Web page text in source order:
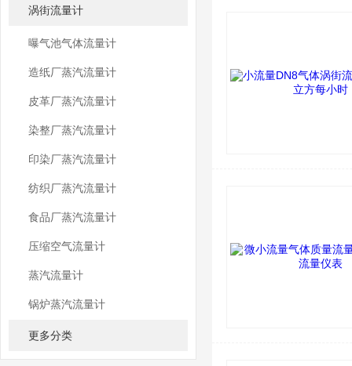
涡街流量计
曝气池气体流量计
造纸厂蒸汽流量计
皮革厂蒸汽流量计
染整厂蒸汽流量计
印染厂蒸汽流量计
纺织厂蒸汽流量计
食品厂蒸汽流量计
压缩空气流量计
蒸汽流量计
锅炉蒸汽流量计
更多分类